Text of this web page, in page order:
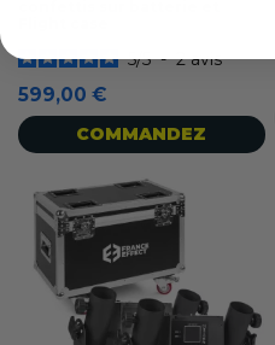
5/5- 2avis
599,00 €
COMMANDEZ